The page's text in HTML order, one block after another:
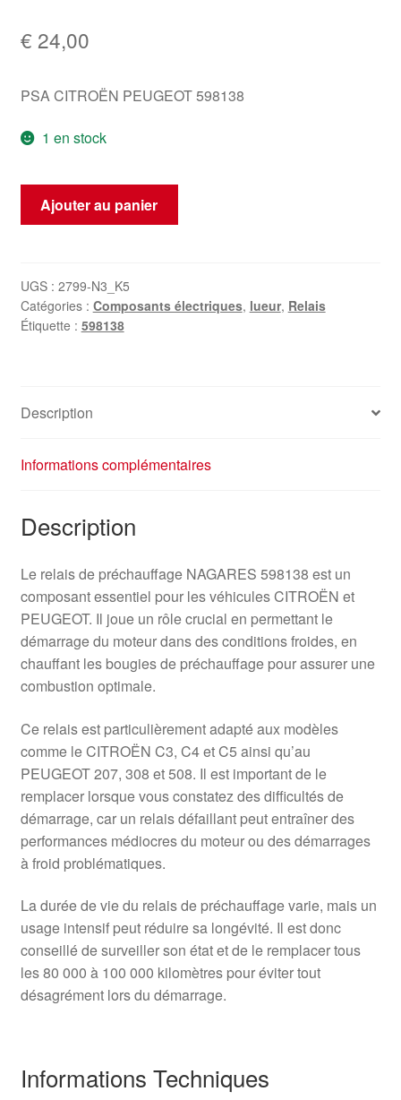
€ 24,00
PSA CITROËN PEUGEOT 598138
1 en stock
quantité
Préchauffage
NAGARES
598138
Ajouter au panier
UGS : 2799-N3_K5
Catégories : Composants électriques, lueur, Relais
Étiquette : 598138
Description
Informations complémentaires
Description
Le relais de préchauffage NAGARES 598138 est un
composant essentiel pour les véhicules CITROËN et
PEUGEOT. Il joue un rôle crucial en permettant le
démarrage du moteur dans des conditions froides, en
chauffant les bougies de préchauffage pour assurer une
combustion optimale.
Ce relais est particulièrement adapté aux modèles
comme le CITROËN C3, C4 et C5 ainsi qu’au
PEUGEOT 207, 308 et 508. Il est important de le
remplacer lorsque vous constatez des difficultés de
démarrage, car un relais défaillant peut entraîner des
performances médiocres du moteur ou des démarrages
à froid problématiques.
La durée de vie du relais de préchauffage varie, mais un
usage intensif peut réduire sa longévité. Il est donc
conseillé de surveiller son état et de le remplacer tous
les 80 000 à 100 000 kilomètres pour éviter tout
désagrément lors du démarrage.
Informations Techniques